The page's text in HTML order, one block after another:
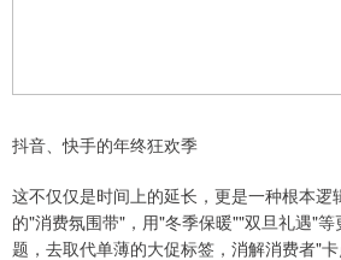
抖音、快手的年终狂欢季
这不仅仅是时间上的延长，更是一种根本逻
的"消费氛围带"，用"冬季保暖""双旦礼遇"
题，去取代单薄的大促标签，消解消费者"